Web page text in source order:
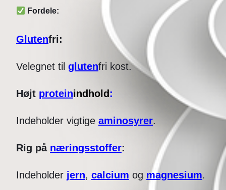
Fordele:
Glutenfri:
Velegnet til glutenfri kost.
Højt proteinindhold :
Indeholder vigtige aminosyrer.
Rig på næringsstoffer:
Indeholder jern, calcium og magnesium.